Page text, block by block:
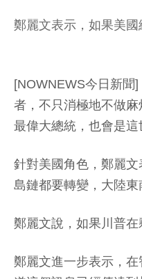
鄭麗文表示，如果美
[NOWNEWS今日新聞
者，不只消極地不做
最偉大總統，也會是
針對美國角色，鄭麗
島鏈都要轉變，大陸
鄭麗文說，如果川普
鄭麗文進一步表示，